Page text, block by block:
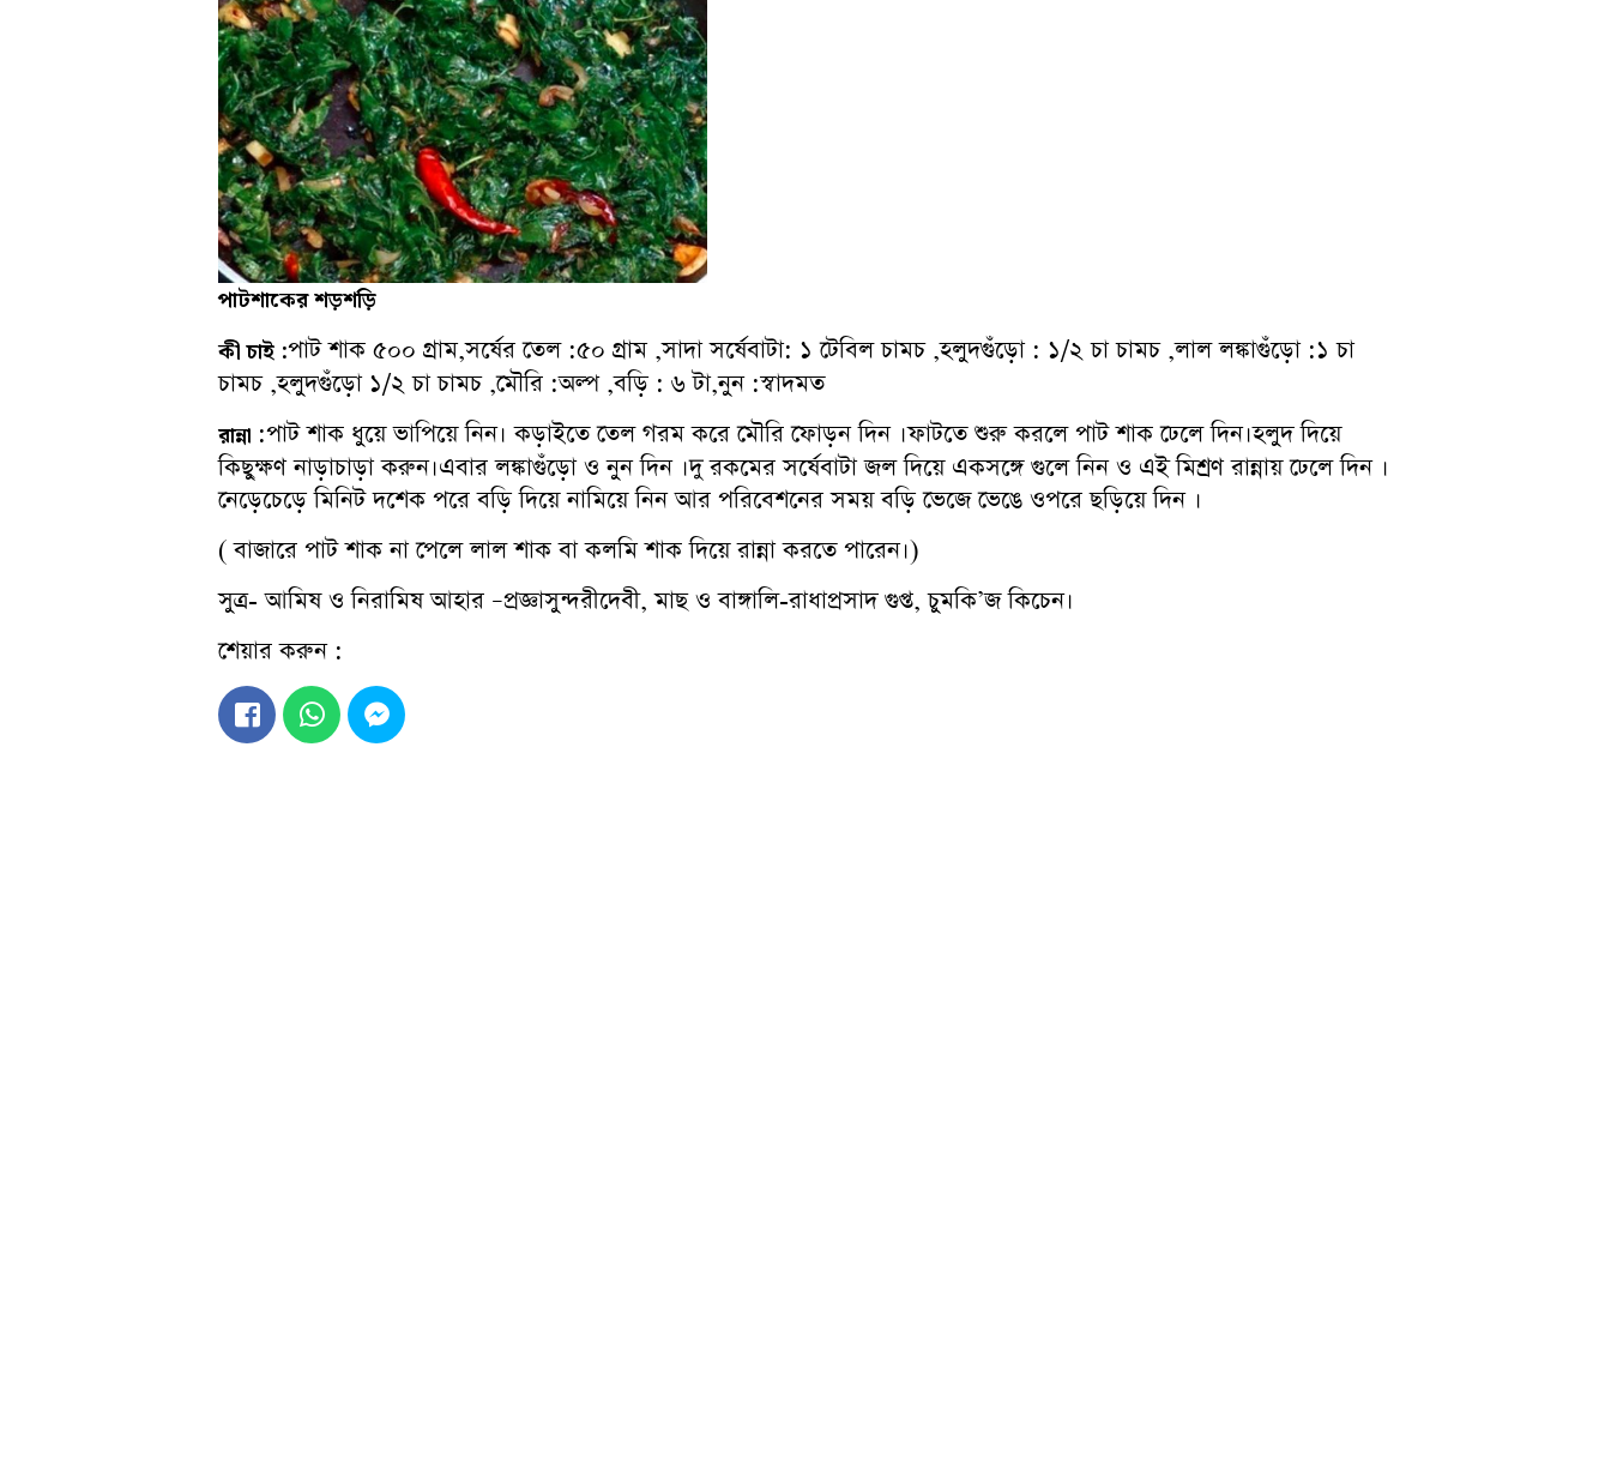
পাটশাকেরশড়শড়ি
কী চাই :পাট শাক ৫০০ গ্রাম,সর্ষের তেল :৫০ গ্রাম ,সাদা সর্ষেবাটা: ১ টেবিল চামচ ,হলুদগুঁড়ো : ১/২ চা চামচ ,লাল লঙ্কাগুঁড়ো :১ চা
চামচ ,হলুদগুঁড়ো ১/২ চা চামচ ,মৌরি :অল্প ,বড়ি : ৬ টা,নুন :স্বাদমত
রান্না :পাট শাক ধুয়ে ভাপিয়ে নিন। কড়াইতে তেল গরম করে মৌরি ফোড়ন দিন ।ফাটতে শুরু করলে পাট শাক ঢেলে দিন।হলুদ দিয়ে
কিছুক্ষণ নাড়াচাড়া করুন।এবার লঙ্কাগুঁড়ো ও নুন দিন ।দু রকমের সর্ষেবাটা জল দিয়ে একসঙ্গে গুলে নিন ও এই মিশ্রণ রান্নায় ঢেলে দিন ।
নেড়েচেড়ে মিনিট দশেক পরে বড়ি দিয়ে নামিয়ে নিন আর পরিবেশনের সময় বড়ি ভেজে ভেঙে ওপরে ছড়িয়ে দিন ।
( বাজারে পাট শাক না পেলে লাল শাক বা কলমি শাক দিয়ে রান্না করতে পারেন।)
সুত্র- আমিষ ও নিরামিষ আহার –প্রজ্ঞাসুন্দরীদেবী, মাছ ও বাঙ্গালি-রাধাপ্রসাদ গুপ্ত, চুমকি’জ কিচেন।
শেয়ার করুন :